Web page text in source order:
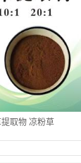
取物 凉粉草